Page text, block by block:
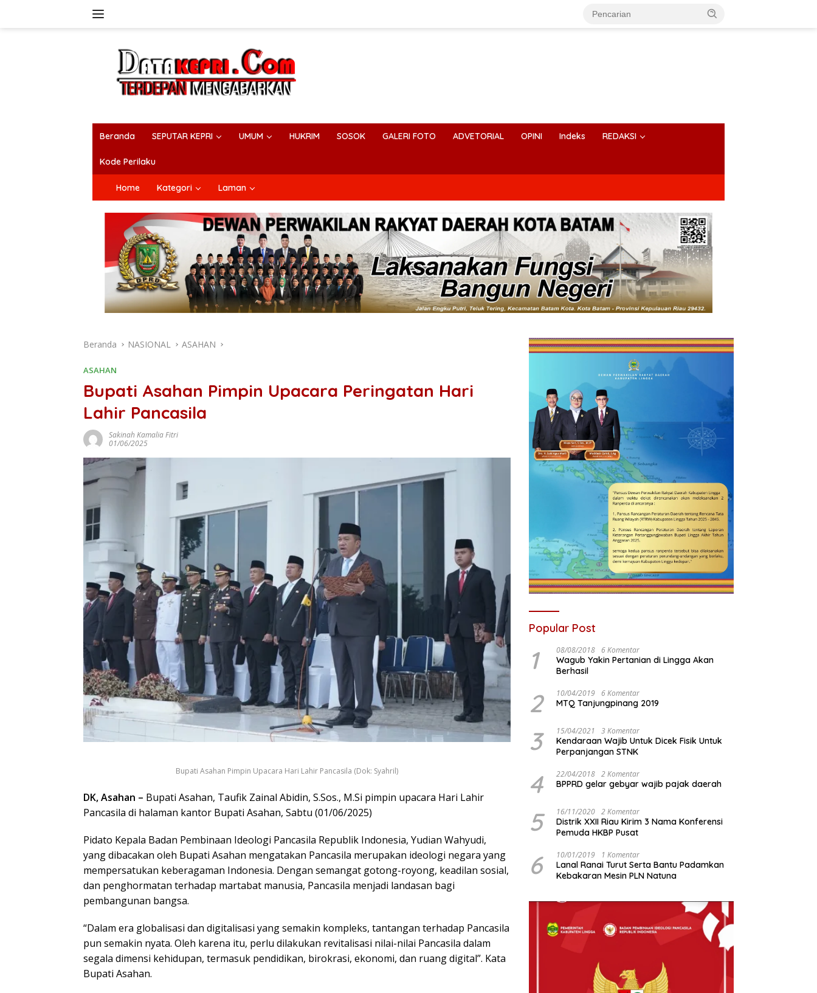
Beranda SEPUTAR KEPRI UMUM HUKRIM SOSOK GALERI FOTO ADVETORIAL OPINI Indeks REDAKSI
Kode Perilaku
Home Kategori Laman
Beranda NASIONAL ASAHAN
ASAHAN
Bupati Asahan Pimpin Upacara Peringatan Hari
Lahir Pancasila
Sakinah Kamalia Fitri
01/06/2025
Bupati Asahan Pimpin Upacara Hari Lahir Pancasila (Dok: Syahril)
DK, Asahan – Bupati Asahan, Taufik Zainal Abidin, S.Sos., M.Si pimpin upacara Hari Lahir
Pancasila di halaman kantor Bupati Asahan, Sabtu (01/06/2025)
Pidato Kepala Badan Pembinaan Ideologi Pancasila Republik Indonesia, Yudian Wahyudi,
yang dibacakan oleh Bupati Asahan mengatakan Pancasila merupakan ideologi negara yang
mempersatukan keberagaman Indonesia. Dengan semangat gotong-royong, keadilan sosial,
dan penghormatan terhadap martabat manusia, Pancasila menjadi landasan bagi
pembangunan bangsa.
“Dalam era globalisasi dan digitalisasi yang semakin kompleks, tantangan terhadap Pancasila
pun semakin nyata. Oleh karena itu, perlu dilakukan revitalisasi nilai-nilai Pancasila dalam
segala dimensi kehidupan, termasuk pendidikan, birokrasi, ekonomi, dan ruang digital”. Kata
Bupati Asahan.
Popular Post
1 08/08/2018 6 Komentar
Wagub Yakin Pertanian di Lingga Akan
Berhasil
2 10/04/2019 6 Komentar
MTQ Tanjungpinang 2019
3 15/04/2021 3 Komentar
Kendaraan Wajib Untuk Dicek Fisik Untuk
Perpanjangan STNK
4 22/04/2018 2 Komentar
BPPRD gelar gebyar wajib pajak daerah
5 16/11/2020 2 Komentar
Distrik XXII Riau Kirim 3 Nama Konferensi
Pemuda HKBP Pusat
6 10/01/2019 1 Komentar
Lanal Ranai Turut Serta Bantu Padamkan
Kebakaran Mesin PLN Natuna